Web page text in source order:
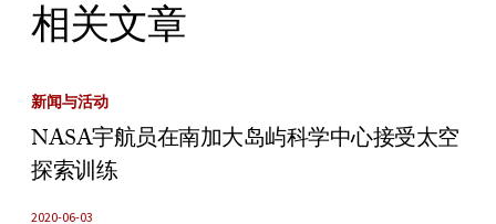
相关文章
新闻与活动
NASA宇航员在南加大岛屿科学中心接受太空
探索训练
2020-06-03